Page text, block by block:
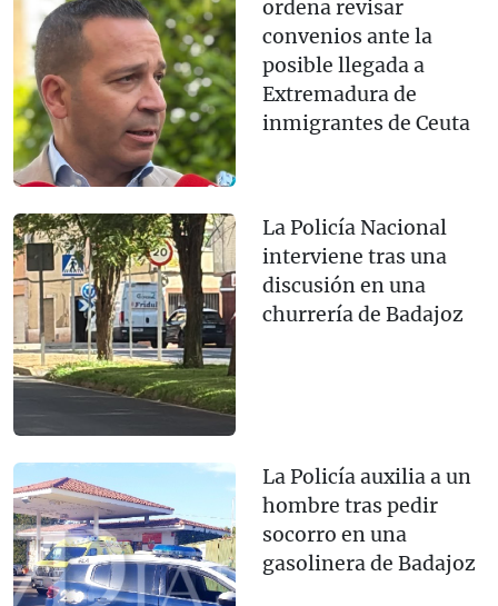
ordena revisar
convenios ante la
posible llegada a
Extremadura de
inmigrantes de Ceuta
La Policía Nacional
interviene tras una
discusión en una
churrería de Badajoz
La Policía auxilia a un
hombre tras pedir
socorro en una
gasolinera de Badajoz